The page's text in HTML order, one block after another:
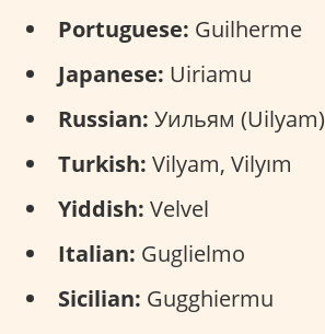
Portuguese: Guilherme
Japanese: Uiriamu
Russian: Уильям (Uilyam)
Turkish: Vilyam, Vilyım
Yiddish: Velvel
Italian: Guglielmo
Sicilian: Gugghiermu